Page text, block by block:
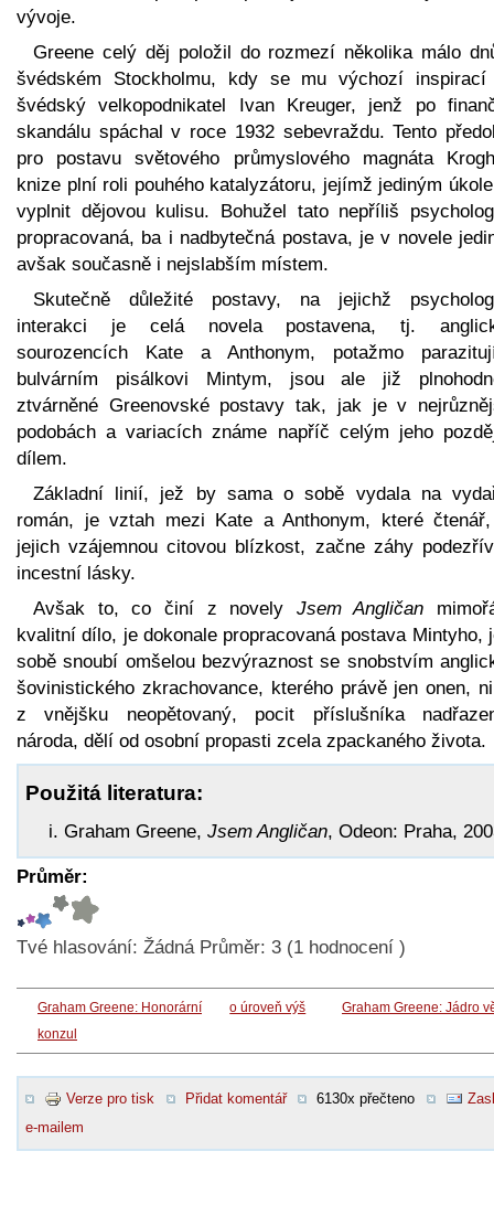
vývoje.
Greene celý děj položil do rozmezí několika málo
švédském Stockholmu, kdy se mu výchozí inspirací
švédský velkopodnikatel Ivan Kreuger, jenž po
skandálu spáchal v roce 1932 sebevraždu. Tento
pro postavu světového průmyslového magnáta
knize plní roli pouhého katalyzátoru, jejímž jediným
vyplnit dějovou kulisu. Bohužel tato nepříliš
propracovaná, ba i nadbytečná postava, je v novele
avšak současně i nejslabším místem.
Skutečně důležité postavy, na jejichž
interakci je celá novela postavena, tj.
sourozencích Kate a Anthonym, potažmo
bulvárním pisálkovi Mintym, jsou ale již
ztvárněné Greenovské postavy tak, jak je v
podobách a variacích známe napříč celým jeho
dílem.
Základní linií, jež by sama o sobě vydala na
román, je vztah mezi Kate a Anthonym, které
jejich vzájemnou citovou blízkost, začne záhy
incestní lásky.
Avšak to, co činí z novely Jsem Angličan
kvalitní dílo, je dokonale propracovaná postava Mintyho,
sobě snoubí omšelou bezvýraznost se snobstvím
šovinistického zkrachovance, kterého právě jen onen,
z vnějšku neopětovaný, pocit příslušníka
národa, dělí od osobní propasti zcela zpackaného života.
Použitá literatura:
Graham Greene, Jsem Angličan, Odeon: Praha,
Průměr:
Tvé hlasování: Žádná Průměr: 3 (1 hodnocení )
Graham Greene: Honorární
konzul
o úroveň výš Graham Greene: Jádro
Verze pro tisk Přidat komentář 6130x přečteno
e-mailem